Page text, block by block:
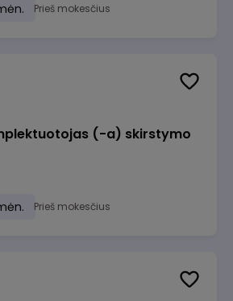
Prieš mokesčius
(-a) skirstymo
Prieš mokesčius